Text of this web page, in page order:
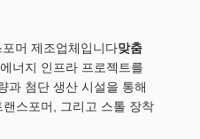
머 제조업체입니다맞춤
너지 인프라 프로젝트를
과 첨단 생산 시설을 통해
스포머, 그리고 스톨 장착